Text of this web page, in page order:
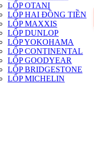
LỐP OTANI
LỐP HAI ĐỒNG TIỀN
LỐP MAXXIS
LỐP DUNLOP
LỐP YOKOHAMA
LỐP CONTINENTAL
LỐP GOODYEAR
LỐP BRIDGESTONE
LỐP MICHELIN